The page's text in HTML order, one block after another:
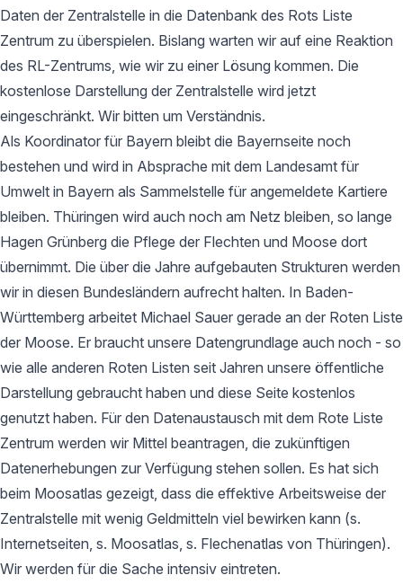
Daten der Zentralstelle in die Datenbank des Rots Liste
Zentrum zu überspielen. Bislang warten wir auf eine Reaktion
des RL-Zentrums, wie wir zu einer Lösung kommen. Die
kostenlose Darstellung der Zentralstelle wird jetzt
eingeschränkt. Wir bitten um Verständnis.
Als Koordinator für Bayern bleibt die Bayernseite noch
bestehen und wird in Absprache mit dem Landesamt für
Umwelt in Bayern als Sammelstelle für angemeldete Kartiere
bleiben. Thüringen wird auch noch am Netz bleiben, so lange
Hagen Grünberg die Pflege der Flechten und Moose dort
übernimmt. Die über die Jahre aufgebauten Strukturen werden
wir in diesen Bundesländern aufrecht halten. In Baden-
Württemberg arbeitet Michael Sauer gerade an der Roten Liste
der Moose. Er braucht unsere Datengrundlage auch noch - so
wie alle anderen Roten Listen seit Jahren unsere öffentliche
Darstellung gebraucht haben und diese Seite kostenlos
genutzt haben. Für den Datenaustausch mit dem Rote Liste
Zentrum werden wir Mittel beantragen, die zukünftigen
Datenerhebungen zur Verfügung stehen sollen. Es hat sich
beim Moosatlas gezeigt, dass die effektive Arbeitsweise der
Zentralstelle mit wenig Geldmitteln viel bewirken kann (s.
Internetseiten, s. Moosatlas, s. Flechenatlas von Thüringen).
Wir werden für die Sache intensiv eintreten.